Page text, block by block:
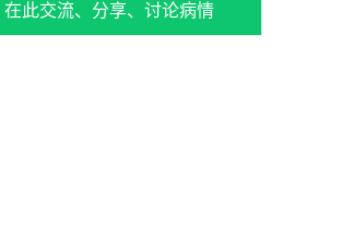
在此交流、分享、讨论病情